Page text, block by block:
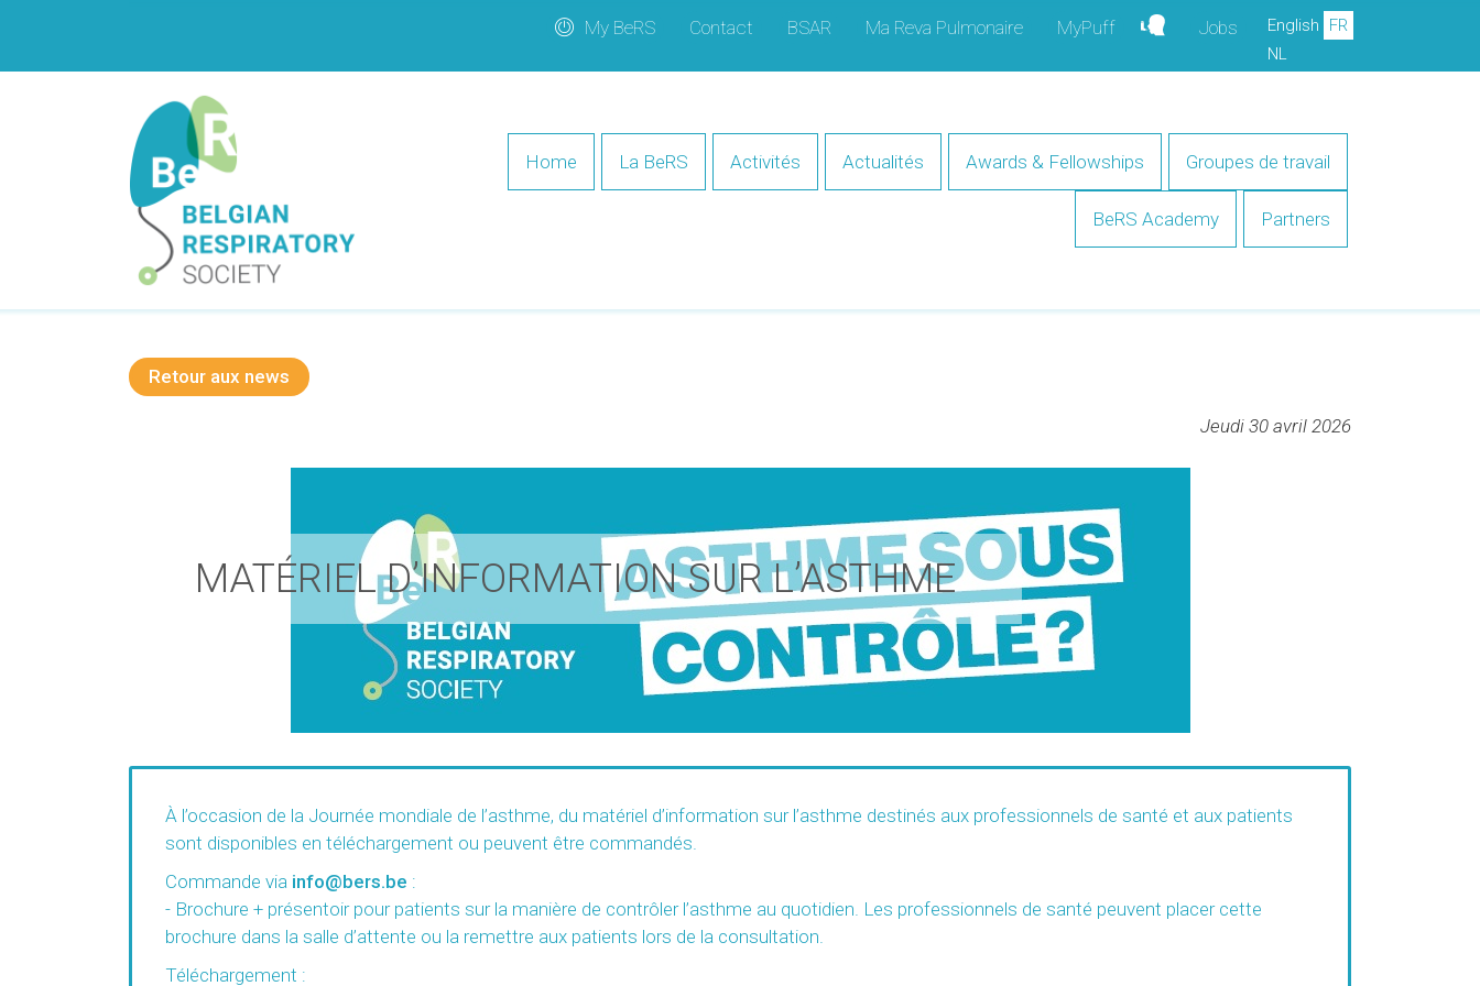
contenu
My BeRS Contact BSAR Ma Reva Pulmonaire MyPuff Jobs English
FR
NL
Home La BeRS Activités Actualités Awards & Fellowships Groupes de travail
BeRS Academy Partners
Retour aux news
Jeudi 30 avril 2026
MATÉRIEL D’INFORMATION SUR L’ASTHME
À l’occasion de la Journée mondiale de l’asthme, du matériel d’information sur l’asthme destinés aux professionnels de santé et aux patients
sont disponibles en téléchargement ou peuvent être commandés.
Commande via info@bers.be :
- Brochure + présentoir pour patients sur la manière de contrôler l’asthme au quotidien. Les professionnels de santé peuvent placer cette
brochure dans la salle d’attente ou la remettre aux patients lors de la consultation.
Téléchargement :